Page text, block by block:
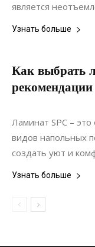
является
Узнать больше
Как выбрать
рекомендации
18.04.2022
Ламинат SPC –
видов напольных
создать уют и
Узнать больше